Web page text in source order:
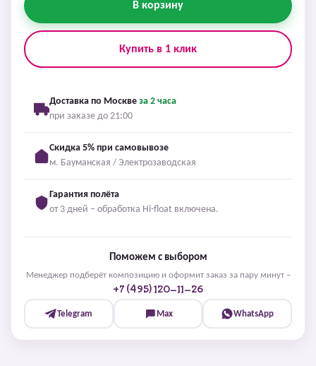
В корзину
Купить в 1 клик
Доставка по Москве за 2 часа
при заказе до 21:00
Скидка 5% при самовывозе
м. Бауманская / Электрозаводская
Гарантия полёта
от 3 дней – обработка Hi-float включена.
Поможем с выбором
Менеджер подберёт композицию и оформит заказ за пару минут –
+7 (495) 120-11-26
Telegram Max WhatsApp